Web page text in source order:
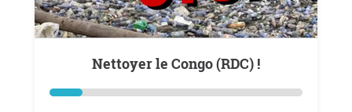
Nettoyer le Congo (RDC) !